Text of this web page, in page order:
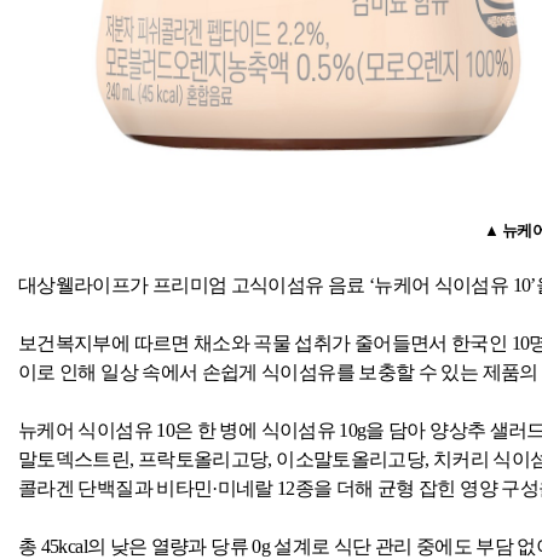
▲ 뉴케
대상웰라이프가 프리미엄 고식이섬유 음료 ‘뉴케어 식이섬유 10
보건복지부에 따르면 채소와 곡물 섭취가 줄어들면서 한국인 10
이로 인해 일상 속에서 손쉽게 식이섬유를 보충할 수 있는 제품
뉴케어 식이섬유10은 한 병에 식이섬유10g을 담아 양상추 샐러
말토덱스트린, 프락토올리고당, 이소말토올리고당, 치커리 식이
콜라겐 단백질과 비타민·미네랄12종을 더해 균형 잡힌 영양 구
총 45kcal의 낮은 열량과 당류0g설계로 식단 관리 중에도 부담